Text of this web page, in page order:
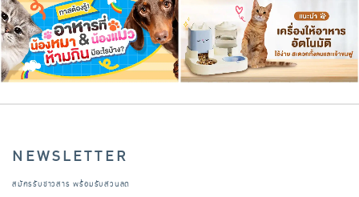
NEWSLETTER
สมัครรับข่าวสาร พร้อมรับส่วนลด